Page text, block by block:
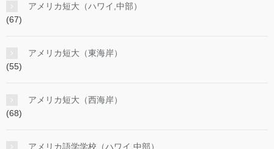
アメリカ短大（ハワイ,中部）
(67)
アメリカ短大（東海岸）
(55)
アメリカ短大（西海岸）
(68)
アメリカ語学学校（ハワイ,中部）